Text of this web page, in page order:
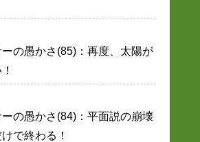
の愚かさ(85)：再度、太陽が
の愚かさ(84)：平面説の崩壊
で終わる！